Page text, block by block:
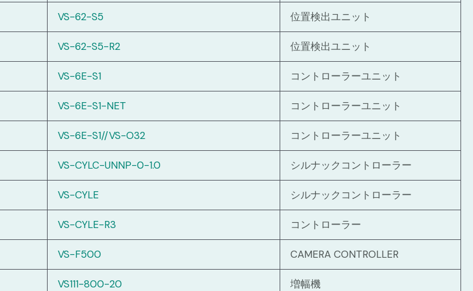
VS-62-S5 位置検出ユニット
VS-62-S5-R2 位置検出ユニット
VS-6E-S1 コントローラーユニット
VS-6E-S1-NET コントローラーユニット
VS-6E-S1//VS-O32 コントローラーユニット
VS-CYLC-UNNP-0-1.0 シルナックコントローラー
VS-CYLE シルナックコントローラー
VS-CYLE-R3 コントローラー
VS-F500 CAMERA CONTROLLER
VS111-800-20 増幅機